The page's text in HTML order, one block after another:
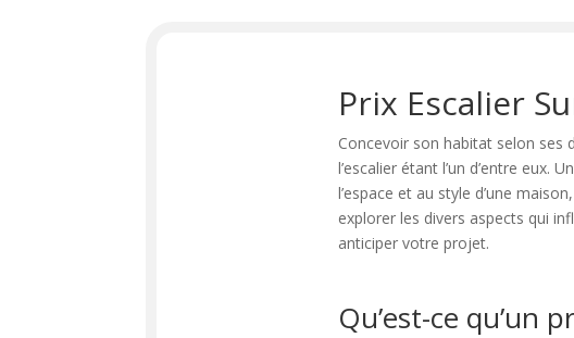
Prix Escalier
Concevoir son habitat selon ses
l’escalier étant l’un d’entre eux.
l’espace et au style d’une
explorer les divers aspects qui
anticiper votre projet.
Qu’est-ce qu’un